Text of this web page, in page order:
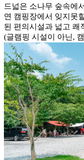
드넓은 소나무 숲속에
연 캠핑장에서 잊지못
된 편의시설과 넓고 쾌
(글램핑 시설이 아닌,